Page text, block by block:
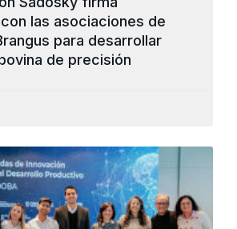
las asociaciones de
para desarrollar
de precisión